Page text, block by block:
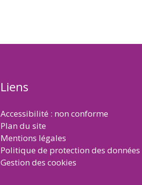
Liens
Accessibilité : non conforme
Plan du site
Mentions légales
Politique de protection des données
Gestion des cookies